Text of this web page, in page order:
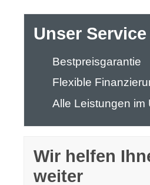
Unser
Bestpreisgarantie
Flexible
Alle Leistungen im
Wir helfen
weiter